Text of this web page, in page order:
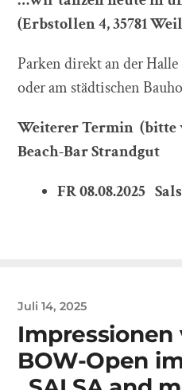
(Erbstollen 4, 35781
Parken direkt an der
oder am städtischen
Weiterer Termin(bitte
Beach-Bar Strandgut
FR 08.08.2025
Juli 14, 2025
BOW-Open